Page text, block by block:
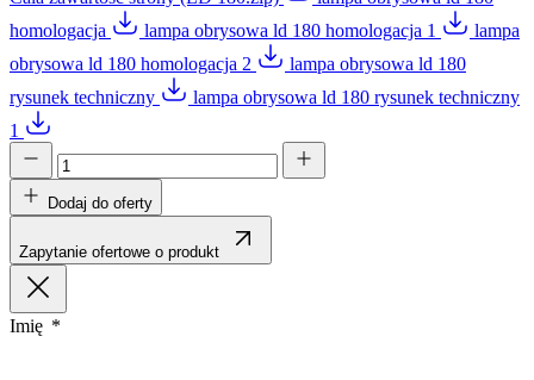
homologacja
lampa obrysowa ld 180 homologacja 1
lampa
obrysowa ld 180 homologacja 2
lampa obrysowa ld 180
rysunek techniczny
lampa obrysowa ld 180 rysunek techniczny
1
Dodaj do oferty
Zapytanie ofertowe o produkt
Imię